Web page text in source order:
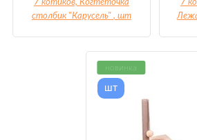
7 котиков, Когтеточка
столбик "Карусель" , шт
7
новинка
шт